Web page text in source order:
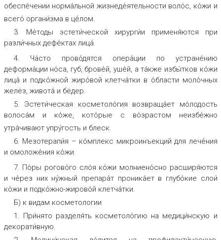
обеспе́чении норма́льной жизнеде́ятельности воло́с, ко́жи и
всего́ органи́зма в це́лом.
3. Ме́тоды эстети́ческой хирурги́и применя́ются при
разли́чных дефе́ктах лица́.
4. Ча́сто прово́дятся опера́ции по устране́нию
деформа́ции но́са, губ, брове́й, уше́й, а та́кже избы́тков ко́жи
лица́ и подко́жной жиро́вой клетча́тки в о́бласти моло́чных
желёз, живота́ и бёдер.
5. Эстети́ческая косметоло́гия возвраща́ет мо́лодость
волоса́м и ко́же,
кото́рые с во́зрастом неизбе́жно
утра́чивают упру́гость и блеск.
6. Мезотерапи́я – ко́мплекс микроинъекций для лече́ния
и омоложе́ния ко́жи.
7. По́ры рогово́го сло́я ко́жи молниено́сно расширя́ются
и че́рез них ну́жный препара́т проника́ет в глубо́кие слои́
ко́жи и подко́жно-жирово́й клетча́тки.
Б) к видам косметологии
1. При́нято разделя́ть косметоло́гию на медици́нскую и
декорати́вную.